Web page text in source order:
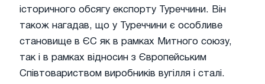
історичного обсягу експорту Туреччини. Він
також нагадав, що у Туреччини є особливе
становище в ЄС як в рамках Митного союзу,
так і в рамках відносин з Європейським
Співтовариством виробників вугілля і сталі.